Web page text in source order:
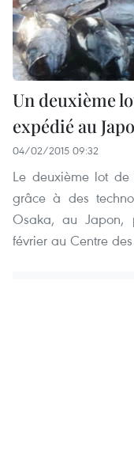
Un deuxième
expédié au
04/02/2015 09:32
Le deuxième lot de
grâce à des
Osaka, au Japon,
février au Centre